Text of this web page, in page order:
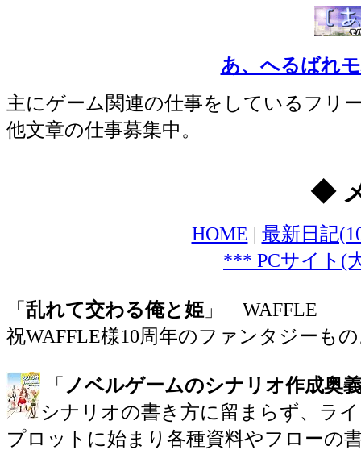
あ、へるばれ
主にゲーム関連の仕事をしているフリ
他文章の仕事募集中。
◆
HOME | 最新日記
*** PCサイト(
「乱れて交わる俺と姫 」 WAFFLE
祝WAFFLE様10周年のファンタジーもの
「 ノベルゲームのシナリオ作成奥
シナリオの書き方に留まらず、ラ
プロットに始まり各種資料やフローの